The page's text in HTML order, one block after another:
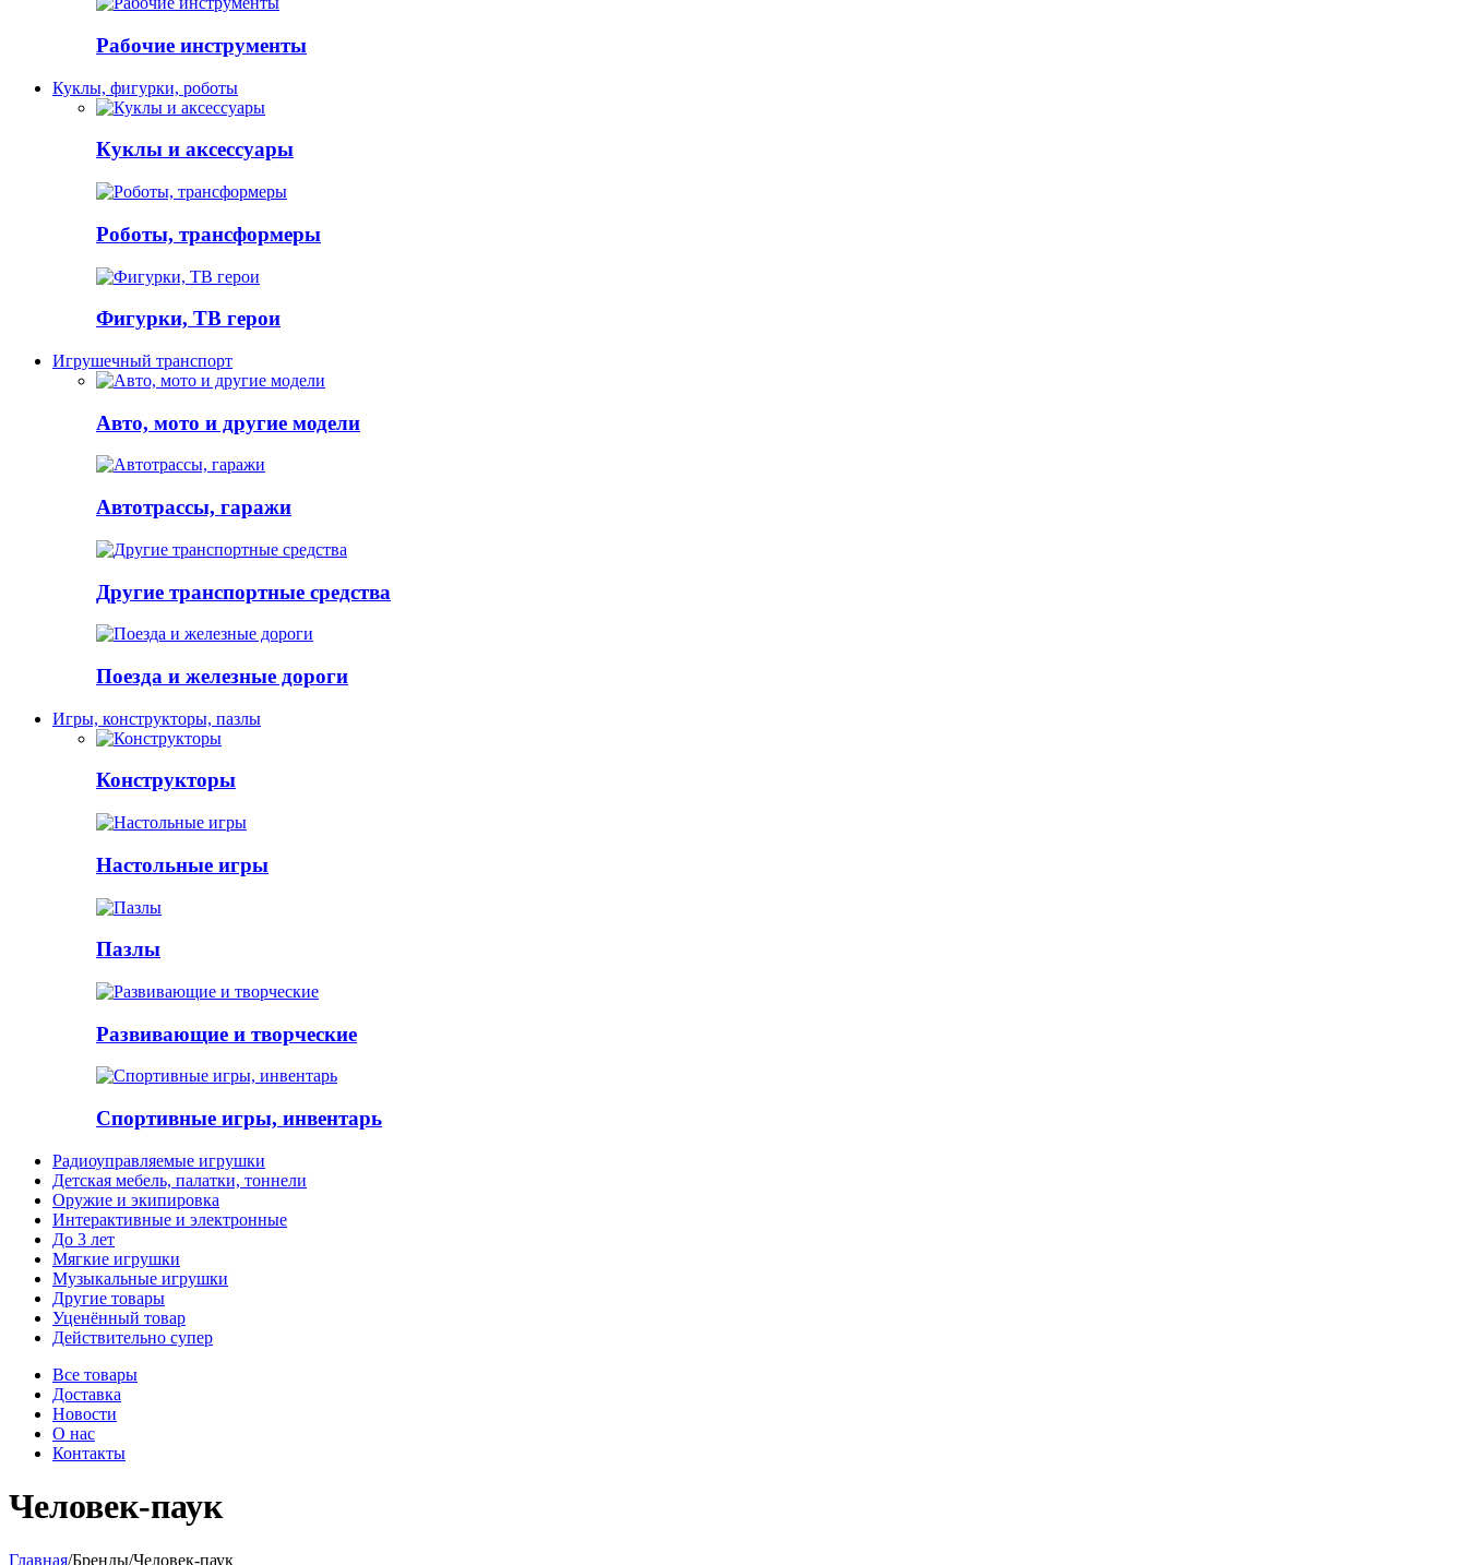
Рабочие инструменты
Куклы, фигурки, роботы
Куклы и аксессуары
Роботы, трансформеры
Фигурки, ТВ герои
Игрушечный транспорт
Авто, мото и другие модели
Автотрассы, гаражи
Другие транспортные средства
Поезда и железные дороги
Игры, конструкторы, пазлы
Конструкторы
Настольные игры
Пазлы
Развивающие и творческие
Спортивные игры, инвентарь
Радиоуправляемые игрушки
Детская мебель, палатки, тоннели
Оружие и экипировка
Интерактивные и электронные
До 3 лет
Мягкие игрушки
Музыкальные игрушки
Другие товары
Уценённый товар
Действительно супер
Все товары
Доставка
Новости
О нас
Контакты
Человек-паук
Главная/Бренды/Человек-паук